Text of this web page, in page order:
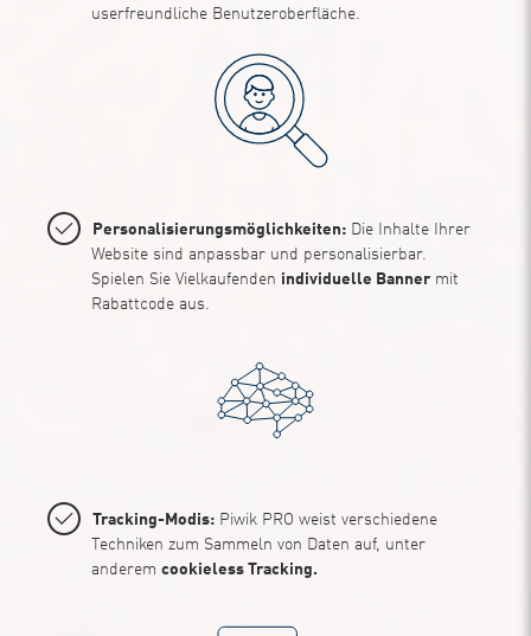
userfreundliche Benutzeroberfläche.
Personalisierungsmöglichkeiten: Die Inhalte Ihrer
Website sind anpassbar und personalisierbar.
Spielen Sie Vielkaufenden individuelle Banner mit
Rabattcode aus.
Tracking-Modis: Piwik PRO weist verschiedene
Techniken zum Sammeln von Daten auf, unter
anderemcookieless Tracking.